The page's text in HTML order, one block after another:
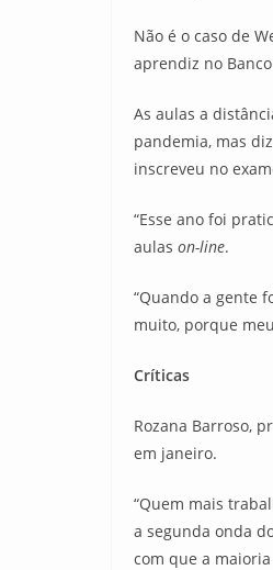
Não é o caso de
aprendiz no
As aulas a
pandemia, mas
inscreveu no
“Esse ano foi
aulas on-line.
“Quando a gente
muito, porque
Críticas
Rozana Barroso,
em janeiro.
“Quem mais
a segunda onda
com que a